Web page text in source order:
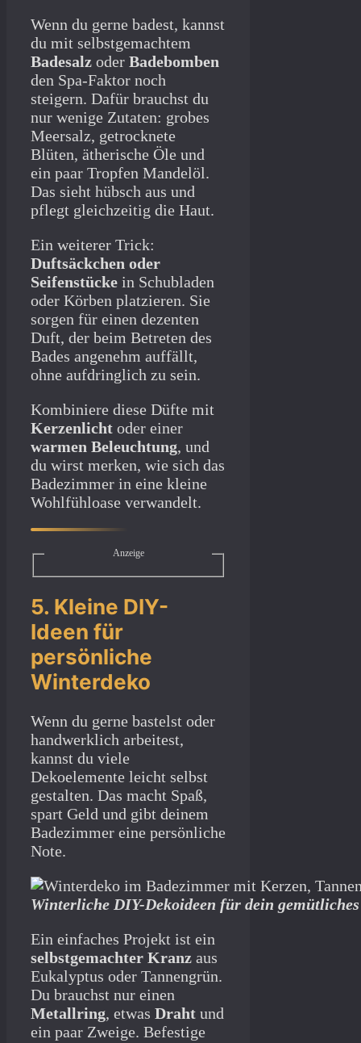
Wenn du gerne badest, kannst
du mit selbstgemachtem
Badesalz oder Badebomben
den Spa-Faktor noch
steigern. Dafür brauchst du
nur wenige Zutaten: grobes
Meersalz, getrocknete
Blüten, ätherische Öle und
ein paar Tropfen Mandelöl.
Das sieht hübsch aus und
pflegt gleichzeitig die Haut.
Ein weiterer Trick:
Duftsäckchen oder
Seifenstücke in Schubladen
oder Körben platzieren. Sie
sorgen für einen dezenten
Duft, der beim Betreten des
Bades angenehm auffällt,
ohne aufdringlich zu sein.
Kombiniere diese Düfte mit
Kerzenlicht oder einer
warmen Beleuchtung, und
du wirst merken, wie sich das
Badezimmer in eine kleine
Wohlfühloase verwandelt.
Anzeige
5. Kleine DIY-
Ideen für
persönliche
Winterdeko
Wenn du gerne bastelst oder
handwerklich arbeitest,
kannst du viele
Dekoelemente leicht selbst
gestalten. Das macht Spaß,
spart Geld und gibt deinem
Badezimmer eine persönliche
Note.
Winterliche DIY-Dekoideen für dein
Ein einfaches Projekt ist ein
selbstgemachter Kranz aus
Eukalyptus oder Tannengrün.
Du brauchst nur einen
Metallring, etwas Draht und
ein paar Zweige. Befestige